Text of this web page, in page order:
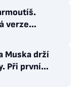
verze
měnit
Muska drží
Při první
světa